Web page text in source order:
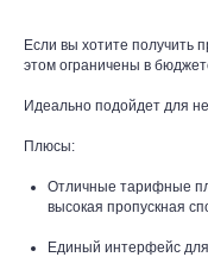
Если вы хотите получить
этом ограничены в
Идеально подойдет для
Плюсы:
Отличные тарифные
высокая пропускная
Единый интерфейс